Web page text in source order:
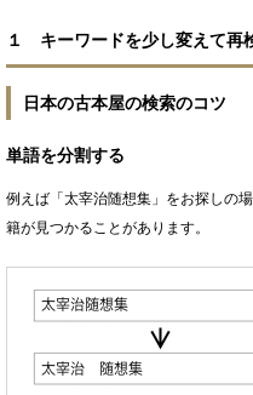
１ キーワードを少し変えて再
日本の古本屋の検索のコツ
単語を分割する
例えば「太宰治随想集」をお探しの
籍が見つかることがあります。